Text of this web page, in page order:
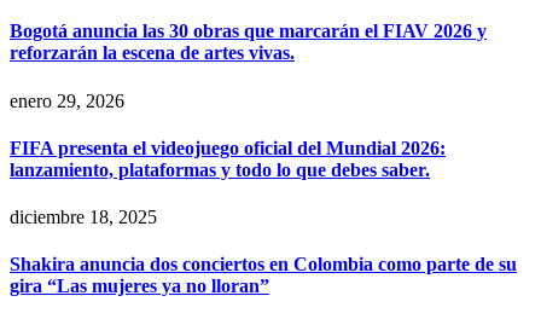
Bogotá anuncia las 30 obras que marcarán el FIAV 2026 y
reforzarán la escena de artes vivas.
enero 29, 2026
FIFA presenta el videojuego oficial del Mundial 2026:
lanzamiento, plataformas y todo lo que debes saber.
diciembre 18, 2025
Shakira anuncia dos conciertos en Colombia como parte de su
gira “Las mujeres ya no lloran”